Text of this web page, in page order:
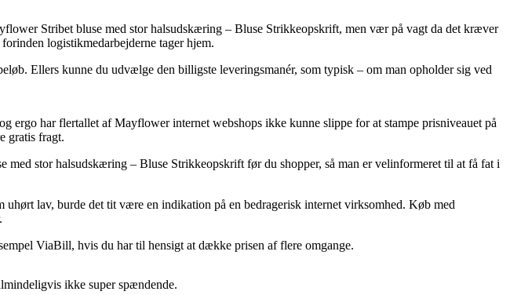
Stribet bluse med stor halsudskæring – Bluse Strikkeopskrift, men vær på vagt da det kræver
logistikmedarbejderne tager hjem.
Ellers kunne du udvælge den billigste leveringsmanér, som typisk – om man opholder sig ved
har flertallet af Mayflower internet webshops ikke kunne slippe for at stampe prisniveauet på
gratis fragt.
stor halsudskæring – Bluse Strikkeopskrift før du shopper, så man er velinformeret til at få fat i
lav, burde det tit være en indikation på en bedragerisk internet virksomhed. Køb med
ViaBill, hvis du har til hensigt at dække prisen af flere omgange.
ikke super spændende.